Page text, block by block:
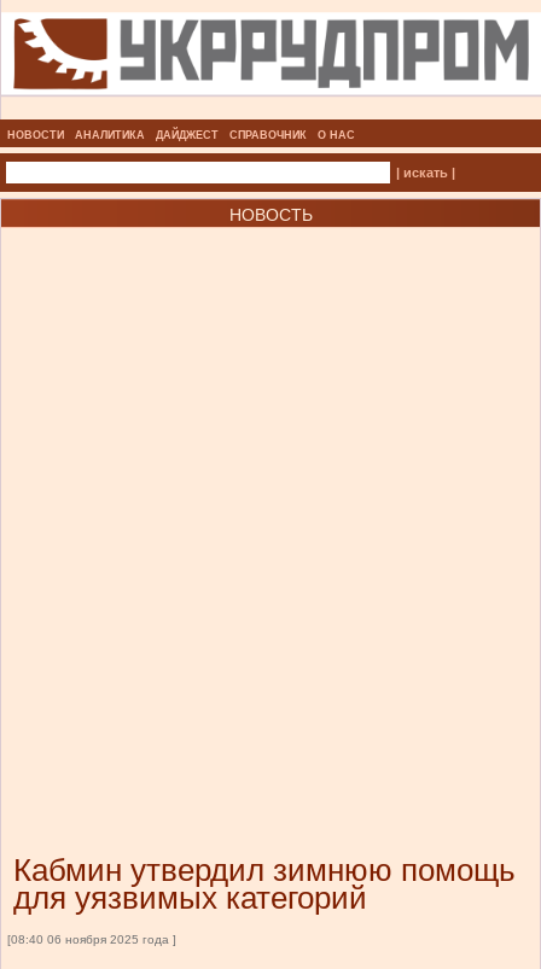
НОВОСТИ АНАЛИТИКА ДАЙДЖЕСТ СПРАВОЧНИК О НАС
| искать |
НОВОСТЬ
Кабмин утвердил зимнюю помощь
для уязвимых категорий
[08:40 06 ноября 2025 года ]